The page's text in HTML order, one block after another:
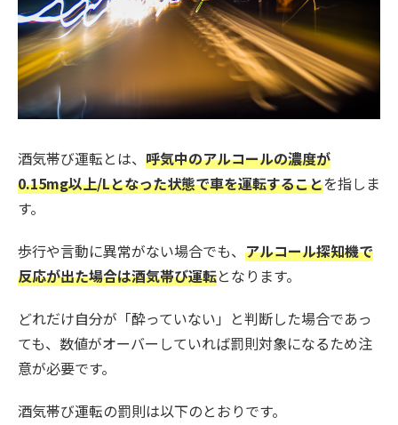
酒気帯び運転とは、 呼気中のアルコールの濃度が
0.15mg以上/Lとなった状態で車を運転することを指しま
す。
歩行や言動に異常がない場合でも、 アルコール探知機で
反応が出た場合は酒気帯び運転となります。
どれだけ自分が「酔っていない」と判断した場合であっ
ても、数値がオーバーしていれば罰則対象になるため注
意が必要です。
酒気帯び運転の罰則は以下のとおりです。